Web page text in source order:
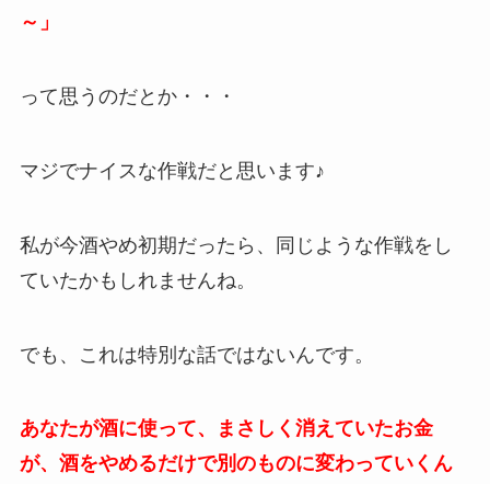
～」
って思うのだとか・・・
マジでナイスな作戦だと思います♪
私が今酒やめ初期だったら、同じような作戦をし
ていたかもしれませんね。
でも、これは特別な話ではないんです。
あなたが酒に使って、まさしく消えていたお金
が、酒をやめるだけで別のものに変わっていくん